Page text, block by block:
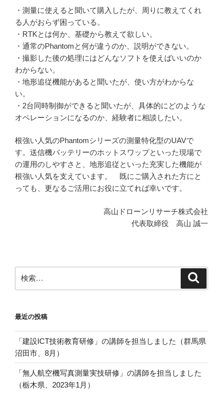
・測量に使えると聞いて購入したが、周りに教えてくれ
る人がおらず困っている。
・RTKとは何か、基礎から教えて欲しい。
・通常のPhantomと何が違うのか、説明ができない。
・撮影した後の処理にはどんなソフトを使えばいいのか
わからない。
・地形追従機能があると聞いたが、使い方がわからな
い。
・2台同時制御ができると聞いたが、具体的にどのような
オペレーションになるのか、経験者に相談したい。
根強い人気のPhantomシリーズの測量特化型のUAVで
す。送信機バッテリーのホットスワップといった現場で
の運用のしやすさと、地形追従といった充実した機能が
根強い人気を支えています。 既にご購入された方にと
っても、更なるご活用にお役に立てれば幸いです。
高山ドローンリサーチ株式会社
代表取締役 高山 誠一
索:
最近の投稿
「建設ICT技術教育研修」の講師を担当しました（群馬県
沼田市、8月）
「無人航空機写真測量実技研修」の講師を担当しました
（栃木県、2023年1月）